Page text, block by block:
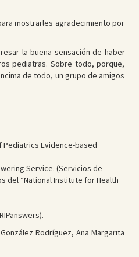
mostrarles agradecimiento por
la buena sensación de haber
pediatras. Sobre todo, porque,
de todo, un grupo de amigos
Pediatrics Evidence-based
Service. (Servicios de
del “National Institute for Health
Rodríguez, Ana Margarita